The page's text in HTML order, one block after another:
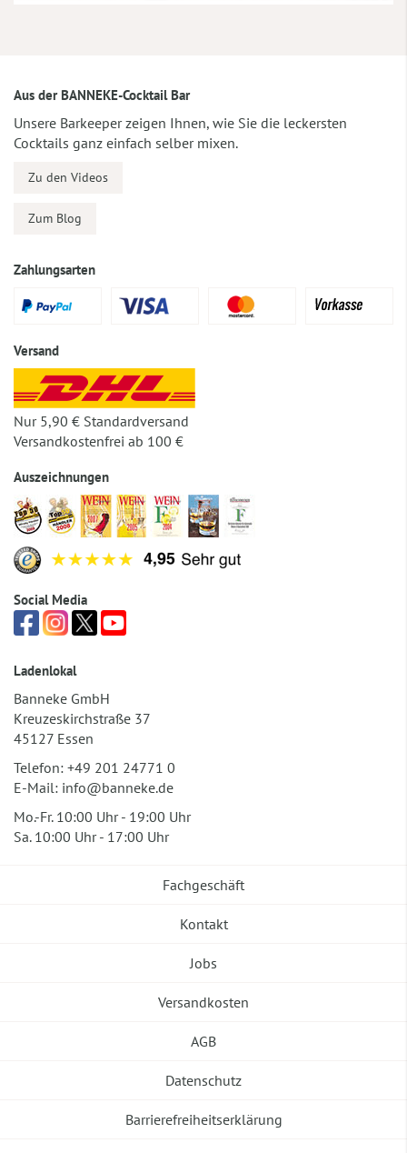
Aus der BANNEKE-Cocktail Bar
Unsere Barkeeper zeigen Ihnen, wie Sie die leckersten
Cocktails ganz einfach selber mixen.
Zu den Videos
Zum Blog
Zahlungsarten
Versand
Nur 5,90 € Standardversand
Versandkostenfrei ab 100 €
Auszeichnungen
Social Media
Ladenlokal
Banneke GmbH
Kreuzeskirchstraße 37
45127 Essen
Telefon: +49 201 24771 0
E-Mail: info@banneke.de
Mo.-Fr. 10:00 Uhr - 19:00 Uhr
Sa. 10:00 Uhr - 17:00 Uhr
Fachgeschäft
Kontakt
Jobs
Versandkosten
AGB
Datenschutz
Barrierefreiheitserklärung